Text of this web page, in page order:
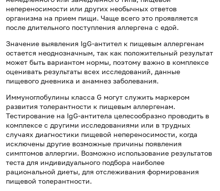
непереносимости или других необычных ответов
организма на прием пищи. Чаще всего это проявляется
после длительного поступления аллергена с едой.
Значение выявления IgG-антител к пищевым аллергенам
остается неоднозначным, так как положительный результат
может быть вариантом нормы, поэтому важно в комплексе
оценивать результаты всех исследований, данные
пищевого дневника и анамнез заболевания.
Иммуноглобулины класса G могут служить маркером
развития толерантности к пищевым аллергенам.
Тестирование на IgG-антитела целесообразно проводить в
комплексе с другими исследованиями или в трудных
случаях диагностики пищевой непереносимости, когда
исключены другие возможные причины появления
симптомов аллергии. Возможно использование результатов
теста для индивидуального подбора наиболее
рациональной диеты, для отслеживания формирования
пищевой толерантности.